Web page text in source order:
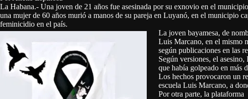
La Habana.- Una joven de 21 años fue asesinada por su exnovio en el
una mujer de 60 años murió a manos de su pareja en Luyanó, en el municipio
feminicidio en el país.
La joven bayamesa, de
Luis Marcano, en el mismo
según publicaciones en las
Según versiones, el
que había golpeado en más
Los hechos provocaron un
escuela Luis Marcano, a
Por otra parte, la plataforma